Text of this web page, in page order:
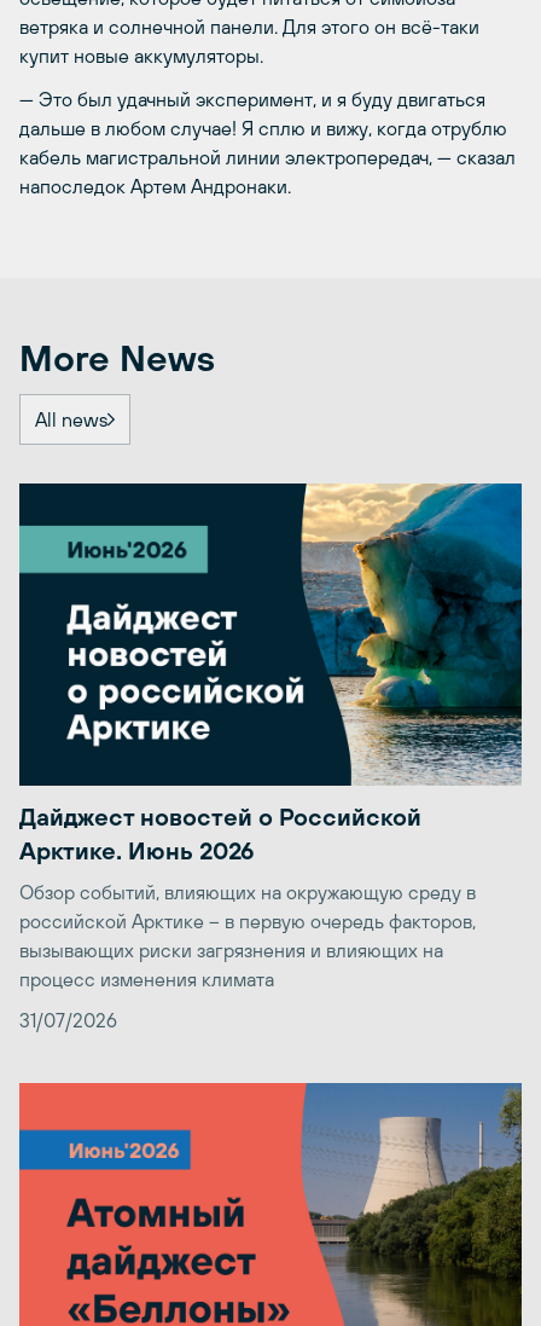
ветряка и солнечной панели. Для этого он всё-таки
купит новые аккумуляторы.
— Это был удачный эксперимент, и я буду двигаться
дальше в любом случае! Я сплю и вижу, когда отрублю
кабель магистральной линии электропередач, — сказал
напоследок Артем Андронаки.
More News
All news
Дайджест новостей о Российской
Арктике. Июнь 2026
Обзор событий, влияющих на окружающую среду в
российской Арктике – в первую очередь факторов,
вызывающих риски загрязнения и влияющих на
процесс изменения климата
31/07/2026